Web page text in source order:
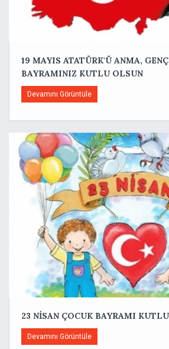
19 MAYIS ATATÜRK'Ü ANMA,
BAYRAMINIZ KUTLU OLSUN
Devamını Görüntüle
23 NİSAN ÇOCUK BAYRAMI
Devamını Görüntüle